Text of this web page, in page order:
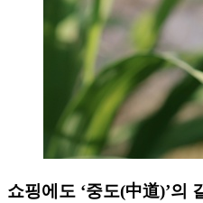
쇼핑에도 ‘중도(中道)’의